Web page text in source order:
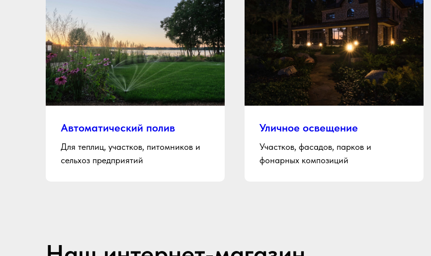
Автоматический полив
Для теплиц, участков, питомников и
сельхоз предприятий
Уличное освещение
Участков, фасадов, парков и
фонарных композиций